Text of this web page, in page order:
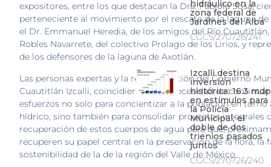
expositores, entre los que destacan la Dra. Fabiola Sosa,
perteneciente al movimiento por el rescate de la laguna de
el Dr. Emmanuel Heredia, de los amigos del Río
Robles Navarrete, del colectivo Prolago de los Lirios, y
de los defensores de la laguna de Axotlán.
Las personas expertas y la representación del Gobierno
Cuautitlán Izcalli, coincidieron en la necesidad de
esfuerzos no solo para concientizar a la población en torno
hídrico, sino también para consolidar proyectos integrales
recuperación de estos cuerpos de agua para que,
recuperen su papel central en la preservación de la flora, la
sostenibilidad de la de la región del Valle de México.
hidráulico en la
zona federal de
Jardines del Alba
CGCS/270726/241
Izcalli destina
inversión
histórica: 16.3 mdp
en estímulos para
la Policía
Municipal; el
doble de dos
trienios pasados
juntos
CGCS/270726/240